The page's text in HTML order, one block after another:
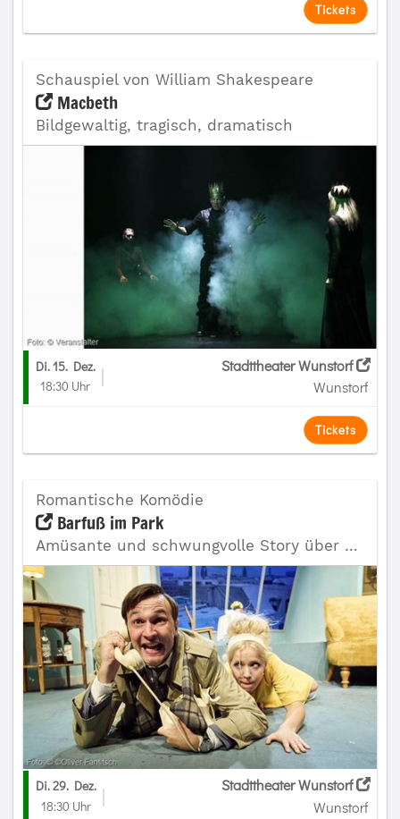
Tickets
Schauspiel von William Shakespeare
Macbeth
Bildgewaltig, tragisch, dramatisch
Di. 15. Dez.
18:30 Uhr
Stadttheater Wunstorf
Wunstorf
Tickets
Romantische Komödie
Barfuß im Park
Amüsante und schwungvolle Story über eine junge Ehe
Di. 29. Dez.
18:30 Uhr
Stadttheater Wunstorf
Wunstorf